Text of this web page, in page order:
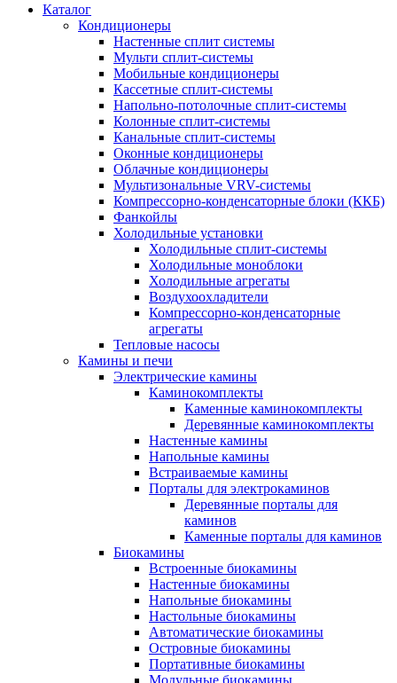
Каталог
Кондиционеры
Настенные сплит системы
Мульти сплит-системы
Мобильные кондиционеры
Кассетные сплит-системы
Напольно-потолочные сплит-системы
Колонные сплит-системы
Канальные сплит-системы
Оконные кондиционеры
Облачные кондиционеры
Мультизональные VRV-системы
Компрессорно-конденсаторные блоки (ККБ)
Фанкойлы
Холодильные установки
Холодильные сплит-системы
Холодильные моноблоки
Холодильные агрегаты
Воздухоохладители
Компрессорно-конденсаторные
агрегаты
Тепловые насосы
Камины и печи
Электрические камины
Каминокомплекты
Каменные каминокомплекты
Деревянные каминокомплекты
Настенные камины
Напольные камины
Встраиваемые камины
Порталы для электрокаминов
Деревянные порталы для
каминов
Каменные порталы для каминов
Биокамины
Встроенные биокамины
Настенные биокамины
Напольные биокамины
Настольные биокамины
Автоматические биокамины
Островные биокамины
Портативные биокамины
Модульные биокамины